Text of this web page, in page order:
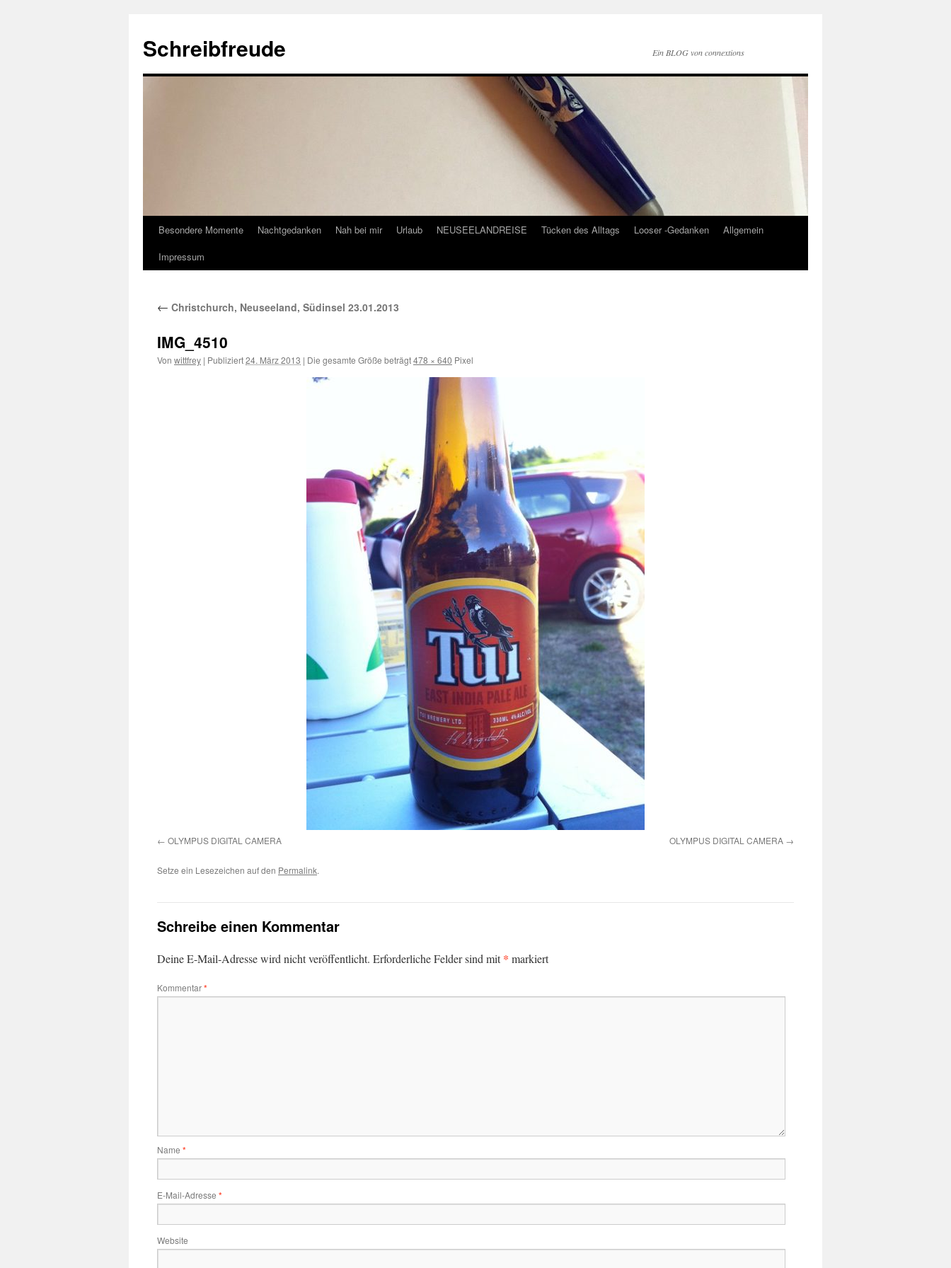
Schreibfreude Ein BLOG von connextions
Besondere Momente Nachtgedanken Nah bei mir Urlaub NEUSEELANDREISE Tücken des Alltags Looser -Gedanken
Allgemein
Impressum
← Christchurch, Neuseeland, Südinsel 23.01.2013
IMG_4510
Von wittfrey | Publiziert24. März 2013 | Die gesamte Größe beträgt478 × 640 Pixel
OLYMPUS DIGITAL CAMERA OLYMPUS DIGITAL CAMERA
Setze ein Lesezeichen auf den Permalink.
Schreibe einen Kommentar
Deine E-Mail-Adresse wird nicht veröffentlicht. Erforderliche Felder sind mit* markiert
Kommentar*
Name *
E-Mail-Adresse *
Website